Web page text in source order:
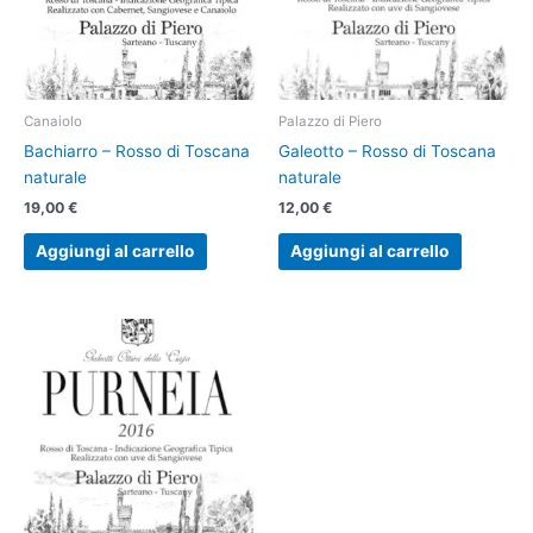
Canaiolo
Bachiarro – Rosso di Toscana
naturale
19,00 €
Aggiungi al carrello
Palazzo di Piero
Galeotto – Rosso di Toscana
naturale
12,00 €
Aggiungi al carrello